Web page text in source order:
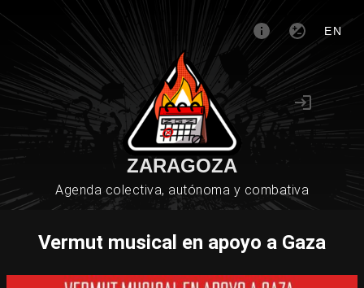
EN
ZARAGOZA
Agenda colectiva, autónoma y combativa
Vermut musical en apoyo a Gaza